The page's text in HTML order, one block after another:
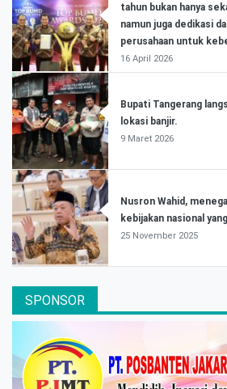
tahun bukan hanya
namun juga dedikasi
perusahaan untuk
16 April 2026
Bupati Tangerang
lokasi banjir.
9 Maret 2026
Nusron Wahid,
kebijakan nasional
25 November 2025
SPONSOR